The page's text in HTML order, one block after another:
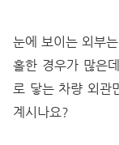
눈에 보이는 외부
홀한 경우가 많은
로 닿는 차량 외관
계시나요?